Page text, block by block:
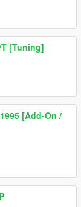
T [Tuning]
[Add-On /